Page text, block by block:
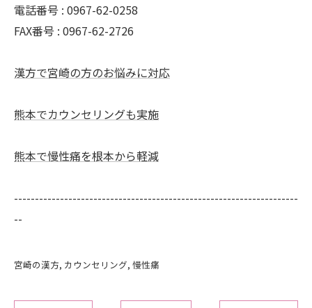
電話番号 : 0967-62-0258
FAX番号 : 0967-62-2726
漢方で宮崎の方のお悩みに対応
熊本でカウンセリングも実施
熊本で慢性痛を根本から軽減
--------------------------------------------------------------------
--
宮崎の漢方 カウンセリング 慢性痛